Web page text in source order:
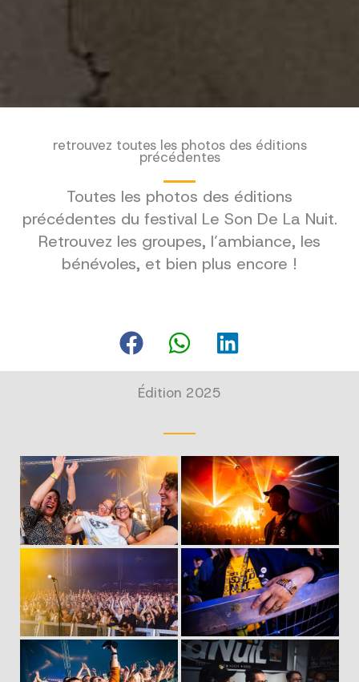
retrouvez toutes les photos des éditions
précédentes
Toutes les photos des éditions
précédentes du festival Le Son De La Nuit.
Retrouvez les groupes, l’ambiance, les
bénévoles, et bien plus encore !
Édition 2025